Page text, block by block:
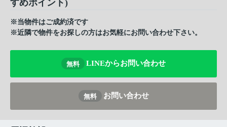
すめポイント)
※当物件はご成約済です
※近隣で物件をお探しの方はお気軽にお問い合わせ下さい。
無料 LINEからお問い合わせ
無料 お問い合わせ